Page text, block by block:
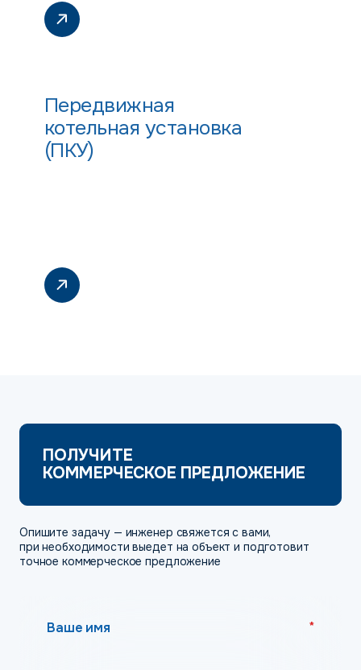
Передвижная
котельная установка
(ПКУ)
ПОЛУЧИТЕ
КОММЕРЧЕСКОЕ ПРЕДЛОЖЕНИЕ
Опишите задачу — инженер свяжется с вами,
при необходимости выедет на объект и подготовит
точное коммерческое предложение
Ваше имя *